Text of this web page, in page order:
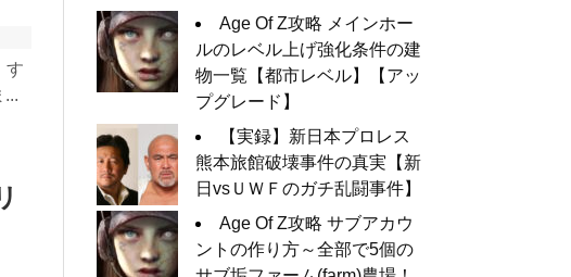
す
...
Age Of Z攻略 メインホー
ルのレベル上げ強化条件の建
物一覧【都市レベル】【アッ
プグレード】
【実録】新日本プロレス
熊本旅館破壊事件の真実【新
日vsＵＷＦのガチ乱闘事件】
Age Of Z攻略 サブアカウ
ントの作り方～全部で5個の